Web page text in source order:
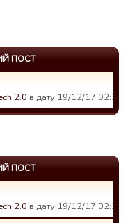
ПОСТ
2.0 в дату 19/12/17 02:31.
ПОСТ
2.0 в дату 19/12/17 02:31.